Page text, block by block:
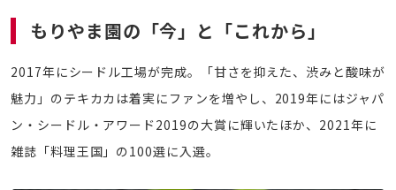
もりやま園の「今」と「これから」
2017年にシードル工場が完成。「甘さを抑えた、渋みと酸味が
魅力」のテキカカは着実にファンを増やし、2019年にはジャパ
ン・シードル・アワード2019の大賞に輝いたほか、2021年に
雑誌「料理王国」の100選に入選。